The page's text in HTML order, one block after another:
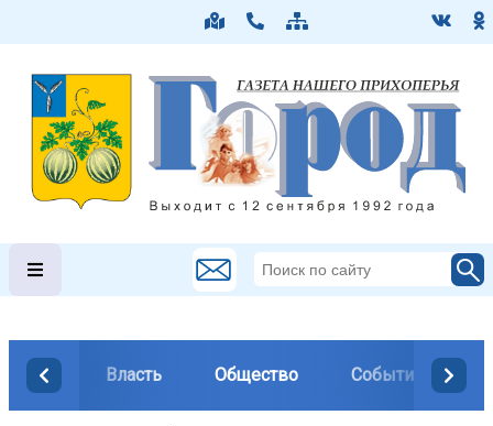
Власть Общество События